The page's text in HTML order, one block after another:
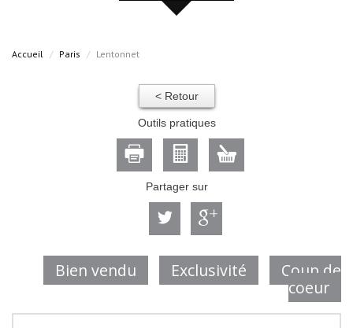
Accueil Paris Lentonnet
< Retour
Outils pratiques
Partager sur
Bien vendu Exclusivité
Coup de
coeur